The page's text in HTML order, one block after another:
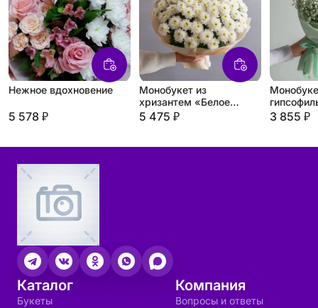
Нежное вдохновение
5 578 ₽
Монобукет из
хризантем «Белое
облако»
5 475 ₽
вуаль»
3 855 ₽
Каталог
Букеты
Компания
Вопросы и ответы